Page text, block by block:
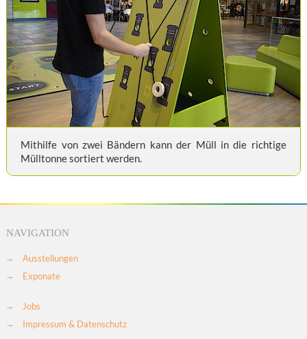
Mithilfe von zwei Bändern kann der Müll in die richtige
Mülltonne sortiert werden.
NAVIGATION
Ausstellungen
Exponate
Jobs
Impressum & Datenschutz